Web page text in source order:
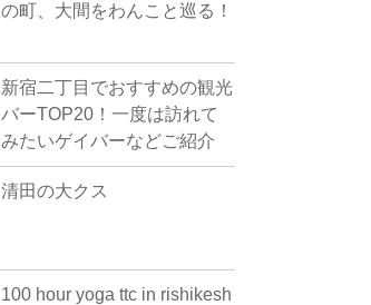
の町、大間をわんこと巡る！
新宿二丁目でおすすめの観光
バーTOP20！一度は訪れて
みたいゲイバーなどご紹介
清田の大クス
100 hour yoga ttc in rishikesh